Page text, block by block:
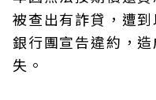
被查出有詐貸，遭
銀行團宣告違約，
失。